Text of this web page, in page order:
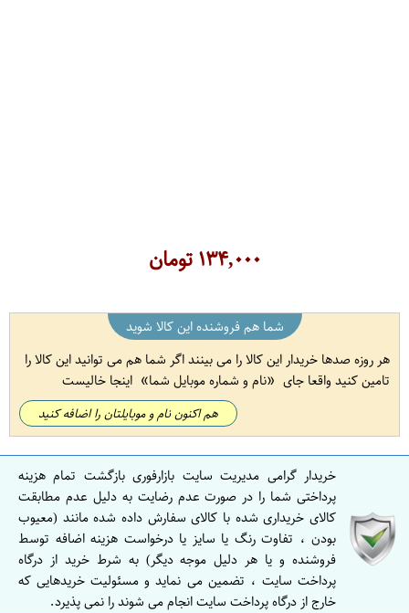
۱۳۴,۰۰۰تومان
شما هم فروشنده این کالا شوید
هر روزه صدها خریدار این کالا را می بینند اگر شما هم می توانید این کالا را
تامین کنید واقعا جای
نام و شماره موبایل شما اینجا خالیست
هم اکنون نام و موبایلتان را اضافه کنید
خریدار گرامی مدیریت سایت بازارفوری بازگشت تمام هزینه
پرداختی شما را در صورت عدم رضایت به دلیل عدم مطابقت
کالای خریداری شده با کالای سفارش داده شده مانند (معیوب
بودن ، تفاوت رنگ یا سایز یا درخواست هزینه اضافه توسط
فروشنده و یا هر دلیل موجه دیگر) به شرط خرید از درگاه
پرداخت سایت ، تضمین می نماید و مسئولیت خریدهایی که
خارج از درگاه پرداخت سایت انجام می شوند را نمی پذیرد.